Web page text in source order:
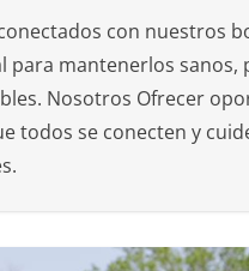
con nuestros
para mantenerlos sanos,
Nosotros Ofrecer
todos se conecten y